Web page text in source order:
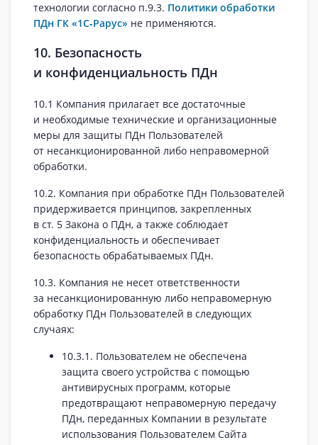
технологии согласно п.9.3. Политики обработки
ПДн ГК «1С‑Рарус» не применяются.
10. Безопасность
и конфиденциальность ПДн
10.1 Компания прилагает все достаточные
и необходимые технические и организационные
меры для защиты ПДн Пользователей
от несанкционированной либо неправомерной
обработки.
10.2. Компания при обработке ПДн Пользователей
придерживается принципов, закрепленных
в ст. 5 Закона о ПДн, а также соблюдает
конфиденциальность и обеспечивает
безопасность обрабатываемых ПДн.
10.3. Компания не несет ответственности
за несанкционированную либо неправомерную
обработку ПДн Пользователей в следующих
случаях:
10.3.1. Пользователем не обеспечена
защита своего устройства с помощью
антивирусных программ, которые
предотвращают неправомерную передачу
ПДн, переданных Компании в результате
использования Пользователем Сайта